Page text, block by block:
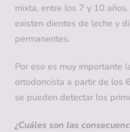
mixta, entre los 7 y 10
existen dientes de leche y
permanentes.
Por eso es muy importante
ortodoncista a partir de los
se pueden detectar los
¿Cuáles son las